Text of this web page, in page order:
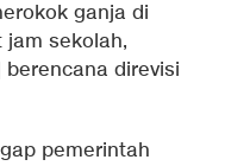
ganja di
sekolah,
direvisi
pemerintah